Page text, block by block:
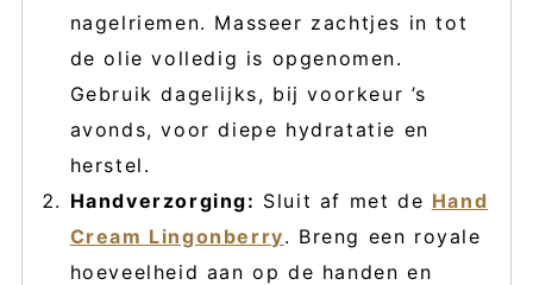
nagelriemen. Masseer zachtjes in tot
de olie volledig is opgenomen.
Gebruik dagelijks, bij voorkeur ’s
avonds, voor diepe hydratatie en
herstel.
Handverzorging: Sluit af met de Hand
Cream Lingonberry. Breng een royale
hoeveelheid aan op de handen en